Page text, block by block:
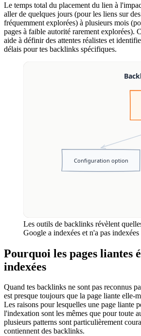
Le temps total du placement du lien à
aller de quelques jours (pour les liens sur
fréquemment explorées) à plusieurs mois
pages à faible autorité rarement explorées).
aide à définir des attentes réalistes et
délais pour tes backlinks spécifiques.
Les outils de backlinks révèlent
Google a indexées et n'a pas indexées
Pourquoi les pages liantes
indexées
Quand tes backlinks ne sont pas reconnus
est presque toujours que la page liante elle-
Les raisons pour lesquelles une page liante
l'indexation sont les mêmes que pour toute
plusieurs patterns sont particulièrement
contiennent des backlinks.